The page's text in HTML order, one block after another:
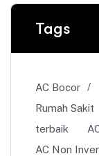
Tags
AC Bocor
Rumah Sakit
terbaik
AC Non